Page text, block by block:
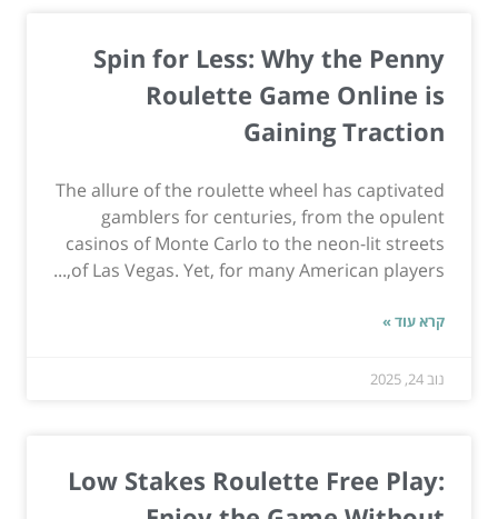
Spin for Less: Why the Penny
Roulette Game Online is
Gaining Traction
The allure of the roulette wheel has captivated
gamblers for centuries, from the opulent
casinos of Monte Carlo to the neon-lit streets
of Las Vegas. Yet, for many American players,...
קרא עוד »
נוב 24, 2025
Low Stakes Roulette Free Play: